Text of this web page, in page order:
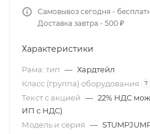
Самовывоз сегодня -
Доставка завтра - 500 ₽
Характеристики
Рама: тип — Хардтейл
Класс (группа) оборудования
?
Текст с акцией — 22% НДС
ИП с НДС)
Модель и серия —